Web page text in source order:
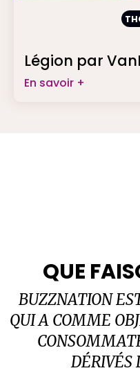
Légion par
En savoir +
QUE
BUZZNATION
QUI A COMME
DÉRIVÉS